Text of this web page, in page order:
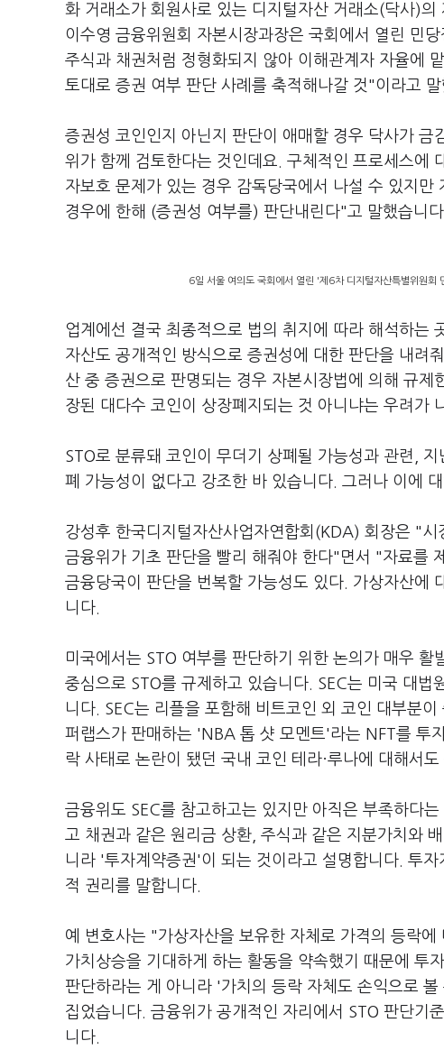
화 거래소가 회원사로 있는 디지털자산 거래소(닥사)
이수영 금융위원회 자본시장과장은 국회에서 열린 민
주식과 채권처럼 정형화되지 않아 이해관계자 자율에
토대로 증권 여부 판단 사례를 축적해나갈 것"이라고 말
증권성 코인인지 아닌지 판단이 애매할 경우 닥사가
위가 함께 검토한다는 것인데요. 구체적인 프로세스에
자보호 문제가 있는 경우 감독당국에서 나설 수 있지
경우에 한해 (증권성 여부를) 판단내린다"고 말했습니다.
6일 서울 여의도 국회에서 열린 '제6차 디지털자산특별위원회
업계에선 결국 최종적으로 법의 취지에 따라 해석하는
자산도 공개적인 방식으로 증권성에 대한 판단을 내려
산 중 증권으로 판명되는 경우 자본시장법에 의해 규
장된 대다수 코인이 상장폐지되는 것 아니냐는 우려가
STO로 분류돼 코인이 무더기 상폐될 가능성과 관련,
폐 가능성이 없다고 강조한 바 있습니다. 그러나 이에
강성후 한국디지털자산사업자연합회(KDA) 회장은 "
금융위가 기초 판단을 빨리 해줘야 한다"면서 "자료를
금융당국이 판단을 번복할 가능성도 있다. 가상자산에
니다.
미국에서는 STO 여부를 판단하기 위한 논의가 매우
중심으로 STO를 규제하고 있습니다. SEC는 미국 대
니다. SEC는 리플을 포함해 비트코인 외 코인 대부분
퍼랩스가 판매하는 'NBA 톱 샷 모멘트'라는 NFT를 투
락 사태로 논란이 됐던 국내 코인 테라·루나에 대해서
금융위도 SEC를 참고하고는 있지만 아직은 부족하다
고 채권과 같은 원리금 상환, 주식과 같은 지분가치와
니라 '투자계약증권'이 되는 것이라고 설명합니다. 투
적 권리를 말합니다.
예 변호사는 "가상자산을 보유한 자체로 가격의 등락
가치상승을 기대하게 하는 활동을 약속했기 때문에 투
판단하라는 게 아니라 '가치의 등락 자체도 손익으로
집었습니다. 금융위가 공개적인 자리에서 STO 판단기
니다.